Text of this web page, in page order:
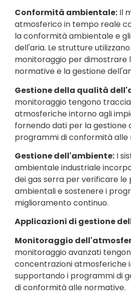
Conformità ambientale: Il
atmosferico in tempo reale
la conformità ambientale e
dell'aria. Le strutture
monitoraggio per dimostrare
normative e la gestione
Gestione della qualità
monitoraggio tengono
atmosferiche intorno agli
fornendo dati per la gestione
programmi di conformità alle
Gestione dell'ambiente: I
ambientale industriale
dei gas serra per verificare le
ambientali e sostenere i
miglioramento continuo.
Applicazioni di gestione
Monitoraggio
monitoraggio avanzati
concentrazioni atmosferiche
supportando i programmi di
di conformità alle normative.